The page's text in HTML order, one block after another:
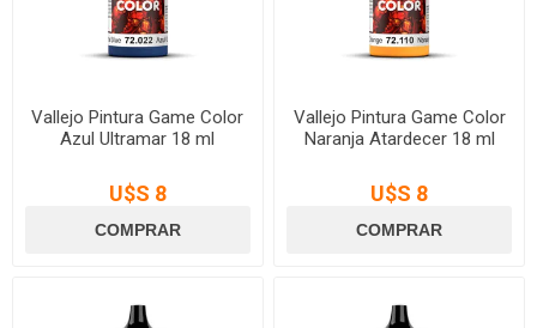
Vallejo Pintura Game Color
Azul Ultramar 18 ml
U$S 8
Vallejo Pintura Game Color
Naranja Atardecer 18 ml
U$S 8